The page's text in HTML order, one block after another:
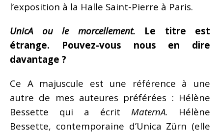
l’exposition à la Halle Saint-Pierre à Paris.
UnicA ou le morcellement. Le titre est
étrange. Pouvez-vous nous en dire
davantage ?
Ce A majuscule est une référence à une
autre de mes auteures préférées : Hélène
Bessette qui a écrit MaternA. Hélène
Bessette, contemporaine d’Unica Zürn (elle